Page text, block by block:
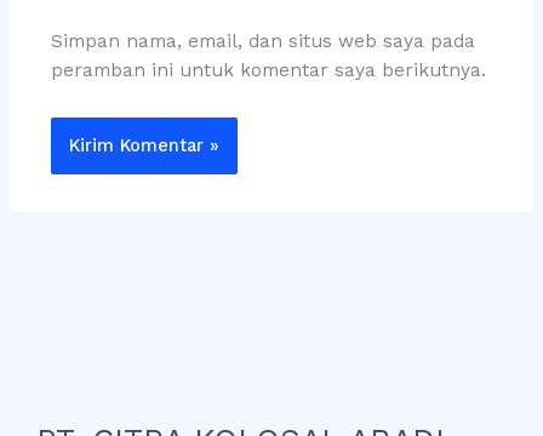
Simpan nama, email, dan situs web saya pada
peramban ini untuk komentar saya berikutnya.